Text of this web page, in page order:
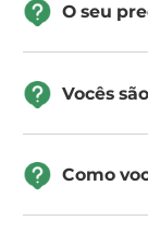
O seu
Vocês
Como